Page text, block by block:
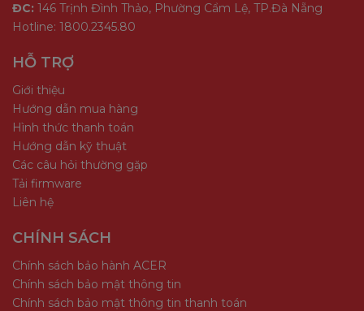
ĐC: 146 Trịnh Đình Thảo, Phường Cẩm Lệ, TP.Đà Nẵng
Hotline: 1800.2345.80
HỖ TRỢ
Giới thiệu
Hướng dẫn mua hàng
Hình thức thanh toán
Hướng dẫn kỹ thuật
Các câu hỏi thường gặp
Tải firmware
Liên hệ
CHÍNH SÁCH
Chính sách bảo hành ACER
Chính sách bảo mật thông tin
Chính sách bảo mật thông tin thanh toán